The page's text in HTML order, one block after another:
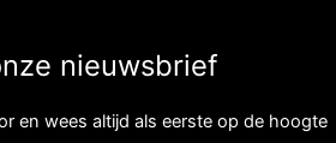
nieuwsbrief
en wees altijd als eerste op de hoogte